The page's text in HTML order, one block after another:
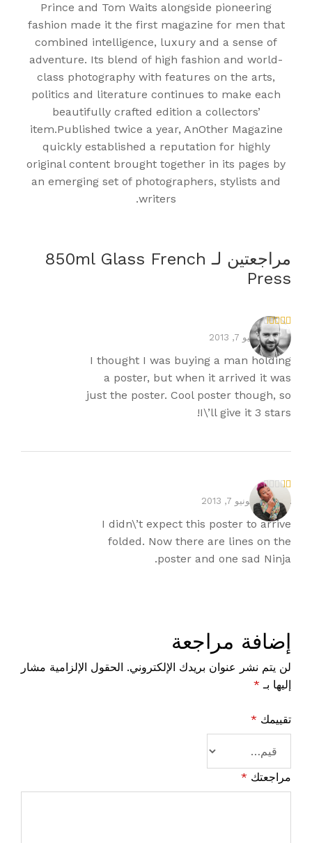
Prince and Tom Waits alongside pioneering
fashion made it the first magazine for men that
combined intelligence, luxury and a sense of
adventure. Its blend of high fashion and world-
class photography with features on the arts,
politics and literature continues to make each
beautifully crafted edition a collectors’
item.Published twice a year, AnOther Magazine
quickly established a reputation for highly
original content brought together in its pages by
an emerging set of photographers, stylists and
writers.
مراجعتين لـ 850ml Glass French
Press
تم
التقيي
م3
من 5
Dan
– يونيو 7, 2013
I thought I was buying a man holding
a poster, but when it arrived it was
just the poster. Cool poster though, so
I\’ll give it 3 stars!
ت
م
تق
يي
م
1
Maria
– يونيو 7, 2013
I didn\’t expect this poster to arrive
folded. Now there are lines on the
poster and one sad Ninja.
إضافة مراجعة
لن يتم نشر عنوان بريدك الإلكتروني. الحقول الإلزامية مشار
إليها بـ *
تقييمك *
مراجعتك *